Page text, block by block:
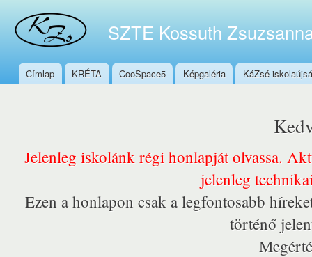
SZTE Kossuth
Főmenü
Címlap KRÉTA CooSpace5 Képgaléria KáZsé
Jelenleg iskolánk régi honlapját olvassa.
jelenleg
Ezen a honlapon csak a legfontosabb
történő